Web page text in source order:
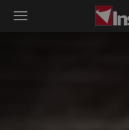
Instinkt